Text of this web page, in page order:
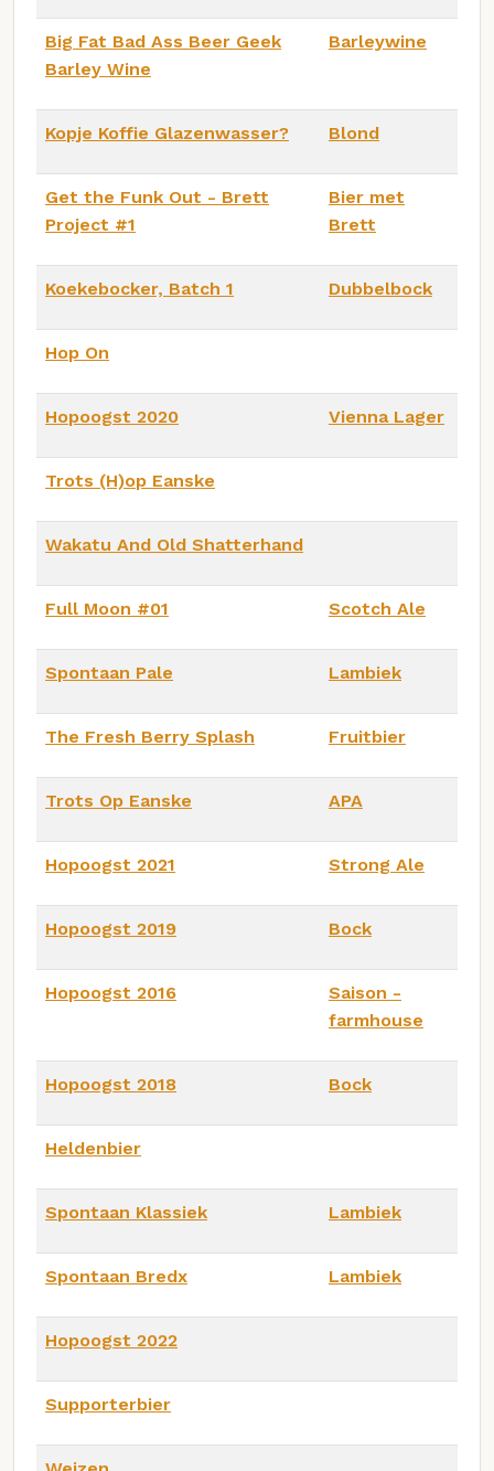
Big Fat Bad Ass Beer Geek
Barley Wine
Barleywine
Kopje Koffie Glazenwasser? Blond
Get the Funk Out - Brett
Project #1
Bier met
Brett
Koekebocker, Batch 1 Dubbelbock
Hop On
Hopoogst 2020 Vienna Lager
Trots (H)op Eanske
Wakatu And Old Shatterhand
Full Moon #01 Scotch Ale
Spontaan Pale Lambiek
The Fresh Berry Splash Fruitbier
Trots Op Eanske APA
Hopoogst 2021 Strong Ale
Hopoogst 2019 Bock
Hopoogst 2016
Saison -
farmhouse
Hopoogst 2018 Bock
Heldenbier
Spontaan Klassiek Lambiek
Spontaan Bredx Lambiek
Hopoogst 2022
Supporterbier